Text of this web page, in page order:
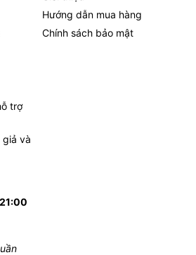
trợ
giả và
Hướng dẫn mua hàng
Chính sách bảo mật